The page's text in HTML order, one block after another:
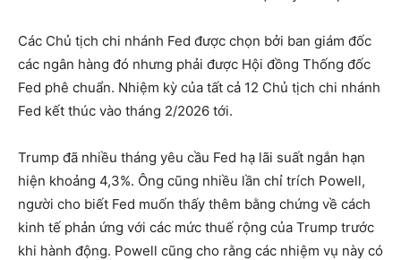
Các Chủ tịch chi nhánh Fed được chọn bởi ban giám đốc
các ngân hàng đó nhưng phải được Hội đồng Thống đốc
Fed phê chuẩn. Nhiệm kỳ của tất cả 12 Chủ tịch chi nhánh
Fed kết thúc vào tháng 2/2026 tới.
Trump đã nhiều tháng yêu cầu Fed hạ lãi suất ngắn hạn
hiện khoảng 4,3%. Ông cũng nhiều lần chỉ trích Powell,
người cho biết Fed muốn thấy thêm bằng chứng về cách
kinh tế phản ứng với các mức thuế rộng của Trump trước
khi hành động. Powell cũng cho rằng các nhiệm vụ này có